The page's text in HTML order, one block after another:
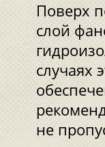
Поверх
слой
случаях
не